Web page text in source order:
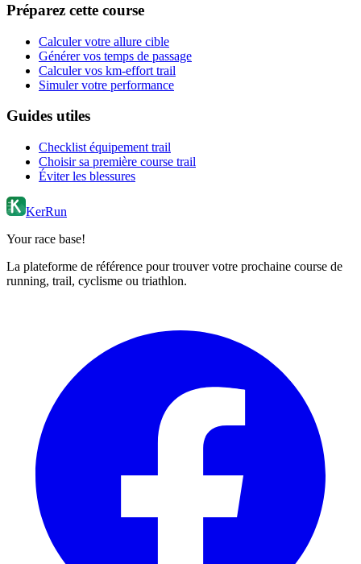
Préparez cette course
Calculer votre allure cible
Générer vos temps de passage
Calculer vos km-effort trail
Simuler votre performance
Guides utiles
Checklist équipement trail
Choisir sa première course trail
Éviter les blessures
KerRun
Your race base!
La plateforme de référence pour trouver votre prochaine course de
running, trail, cyclisme ou triathlon.